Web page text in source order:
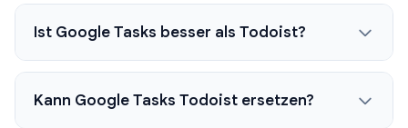
Ist Google Tasks besser als Todoist?
Kann Google Tasks Todoist ersetzen?